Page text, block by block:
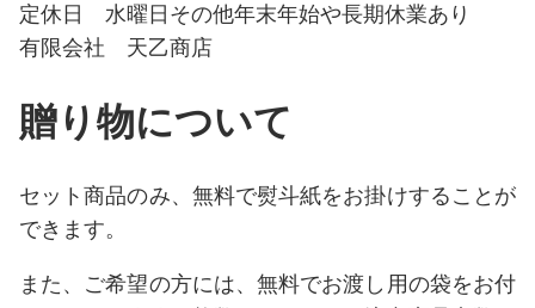
定休日 水曜日その他年末年始や長期休業あり
有限会社 天乙商店
贈り物について
セット商品のみ、無料で熨斗紙をお掛けすることが
できます。
また、ご希望の方には、無料でお渡し用の袋をお付